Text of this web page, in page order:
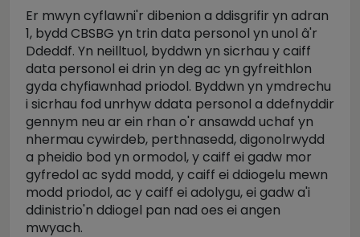
Er mwyn cyflawni'r dibenion a ddisgrifir yn adran
1, bydd CBSBG yn trin data personol yn unol â'r
Ddeddf. Yn neilltuol, byddwn yn sicrhau y caiff
data personol ei drin yn deg ac yn gyfreithlon
gyda chyfiawnhad priodol. Byddwn yn ymdrechu
i sicrhau fod unrhyw ddata personol a ddefnyddir
gennym neu ar ein rhan o'r ansawdd uchaf yn
nhermau cywirdeb, perthnasedd, digonolrwydd
a pheidio bod yn ormodol, y caiff ei gadw mor
gyfredol ac sydd modd, y caiff ei ddiogelu mewn
modd priodol, ac y caiff ei adolygu, ei gadw a'i
ddinistrio'n ddiogel pan nad oes ei angen
mwyach.